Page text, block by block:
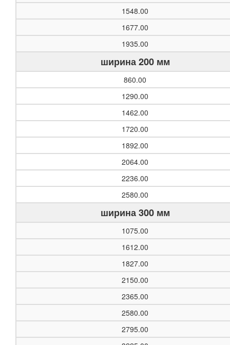
1548.00
1677.00
1935.00
ширина 200 мм
860.00
1290.00
1462.00
1720.00
1892.00
2064.00
2236.00
2580.00
ширина 300 мм
1075.00
1612.00
1827.00
2150.00
2365.00
2580.00
2795.00